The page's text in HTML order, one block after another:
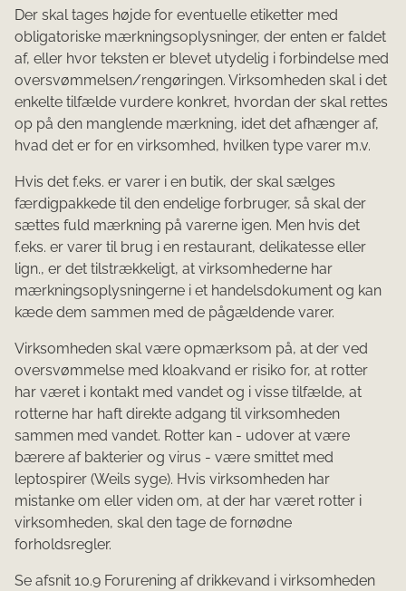
Der skal tages højde for eventuelle etiketter med
obligatoriske mærkningsoplysninger, der enten er faldet
af, eller hvor teksten er blevet utydelig i forbindelse med
oversvømmelsen/rengøringen. Virksomheden skal i det
enkelte tilfælde vurdere konkret, hvordan der skal rettes
op på den manglende mærkning, idet det afhænger af,
hvad det er for en virksomhed, hvilken type varer m.v.
Hvis det f.eks. er varer i en butik, der skal sælges
færdigpakkede til den endelige forbruger, så skal der
sættes fuld mærkning på varerne igen. Men hvis det
f.eks. er varer til brug i en restaurant, delikatesse eller
lign., er det tilstrækkeligt, at virksomhederne har
mærkningsoplysningerne i et handelsdokument og kan
kæde dem sammen med de pågældende varer.
Virksomheden skal være opmærksom på, at der ved
oversvømmelse med kloakvand er risiko for, at rotter
har været i kontakt med vandet og i visse tilfælde, at
rotterne har haft direkte adgang til virksomheden
sammen med vandet. Rotter kan - udover at være
bærere af bakterier og virus - være smittet med
leptospirer (Weils syge). Hvis virksomheden har
mistanke om eller viden om, at der har været rotter i
virksomheden, skal den tage de fornødne
forholdsregler.
Se afsnit 10.9 Forurening af drikkevand i virksomheden